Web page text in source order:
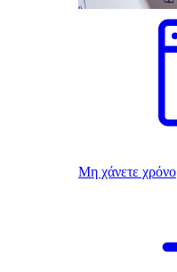
Μη χάνετε χρόνο